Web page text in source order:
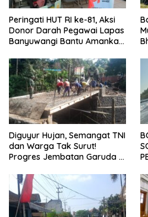
Peringati HUT RI ke-81, Aksi
Donor Darah Pegawai Lapas
Banyuwangi Bantu Amankan
Diguyur Hujan, Semangat TNI
dan Warga Tak Surut!
Progres Jembatan Garuda di